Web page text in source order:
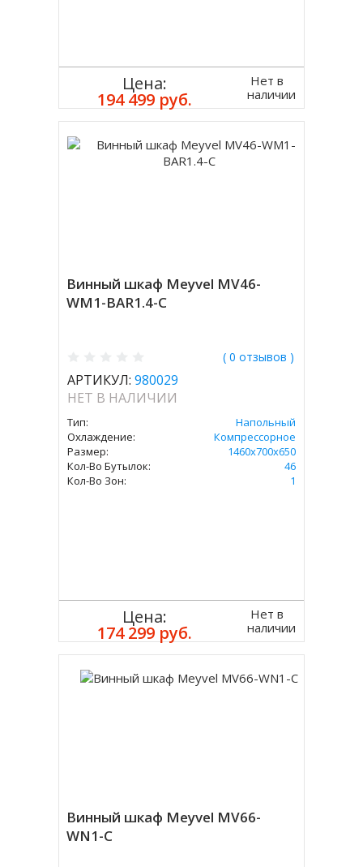
Цена:
194 499 руб.
Нет в
наличии
Винный шкаф Meyvel MV46-
WM1-BAR1.4-C
( 0 отзывов )
АРТИКУЛ: 980029
НЕТ В НАЛИЧИИ
Тип:
Напольный
Охлаждение:
Компрессорное
Размер:
1460х700х650
Кол-Во Бутылок:
46
Кол-Во Зон:
1
Цена:
174 299 руб.
Нет в
наличии
Винный шкаф Meyvel MV66-
WN1-C